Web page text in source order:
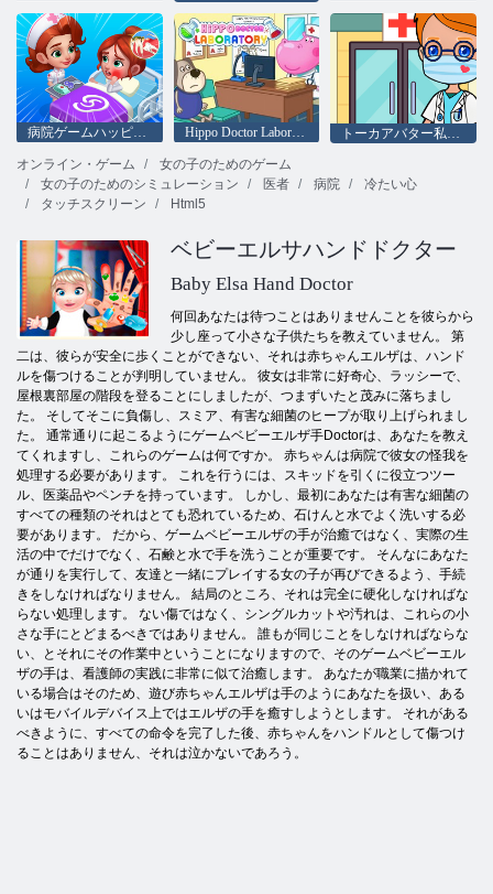
病院ゲームハッピークリニック Hippo Doctor Laboratory
トーカアバター私の病院
オンライン・ゲーム
女の子のためのゲーム
女の子のためのシミュレーション
医者 病院
冷たい心
タッチスクリーン
Html5
ベビーエルサハンドドクター
Baby Elsa Hand Doctor
何回あなたは待つことはありませんことを彼らから
少し座って小さな子供たちを教えていません。 第
二は、彼らが安全に歩くことができない、それは赤ちゃんエルザは、ハンド
ルを傷つけることが判明していません。 彼女は非常に好奇心、ラッシーで、
屋根裏部屋の階段を登ることにしましたが、つまずいたと茂みに落ちまし
た。 そしてそこに負傷し、スミア、有害な細菌のヒープが取り上げられまし
た。 通常通りに起こるようにゲームベビーエルザ手Doctorは、あなたを教え
てくれますし、これらのゲームは何ですか。 赤ちゃんは病院で彼女の怪我を
処理する必要があります。 これを行うには、スキッドを引くに役立つツー
ル、医薬品やペンチを持っています。 しかし、最初にあなたは有害な細菌の
すべての種類のそれはとても恐れているため、石けんと水でよく洗いする必
要があります。 だから、ゲームベビーエルザの手が治癒ではなく、実際の生
活の中でだけでなく、石鹸と水で手を洗うことが重要です。 そんなにあなた
が通りを実行して、友達と一緒にプレイする女の子が再びできるよう、手続
きをしなければなりません。 結局のところ、それは完全に硬化しなければな
らない処理します。 ない傷ではなく、シングルカットや汚れは、これらの小
さな手にとどまるべきではありません。 誰もが同じことをしなければならな
い、とそれにその作業中ということになりますので、そのゲームベビーエル
ザの手は、看護師の実践に非常に似て治癒します。 あなたが職業に描かれて
いる場合はそのため、遊び赤ちゃんエルザは手のようにあなたを扱い、ある
いはモバイルデバイス上ではエルザの手を癒すしようとします。 それがある
べきように、すべての命令を完了した後、赤ちゃんをハンドルとして傷つけ
ることはありません、それは泣かないであろう。